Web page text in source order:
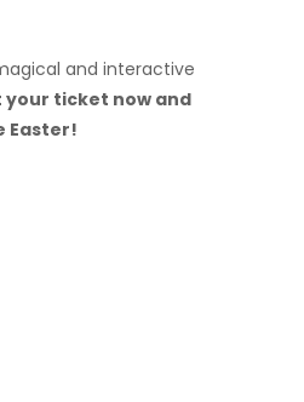
and interactive
your ticket now and
Easter!